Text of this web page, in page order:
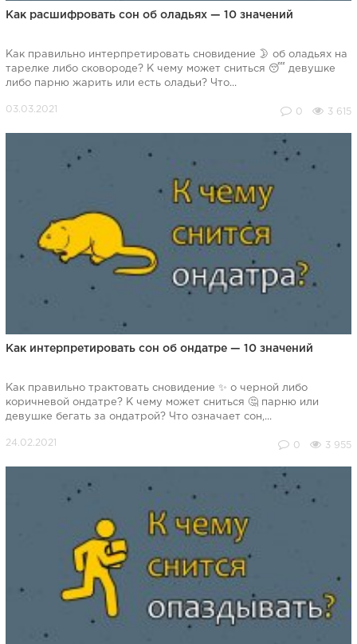
Как расшифровать сон об оладьях — 10 значений
Как правильно интерпретировать сновидение 🌛 об оладьях на
тарелке либо сковороде? К чему может сниться 😴 девушке
либо парню жарить или есть оладьи? Что...
0 3 615
Как интерпретировать сон об ондатре — 10 значений
Как правильно трактовать сновидение ✨ о черной либо
коричневой ондатре? К чему может сниться 🤔 парню или
девушке бегать за ондатрой? Что означает сон,...
0 3 955